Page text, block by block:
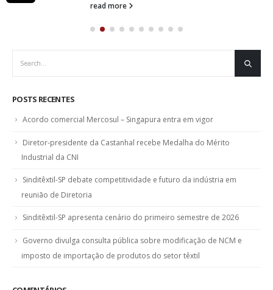
POSTS RECENTES
Acordo comercial Mercosul – Singapura entra em vigor
Diretor-presidente da Castanhal recebe Medalha do Mérito
Industrial da CNI
Sinditêxtil-SP debate competitividade e futuro da indústria em
reunião de Diretoria
Sinditêxtil-SP apresenta cenário do primeiro semestre de 2026
Governo divulga consulta pública sobre modificação de NCM e
imposto de importação de produtos do setor têxtil